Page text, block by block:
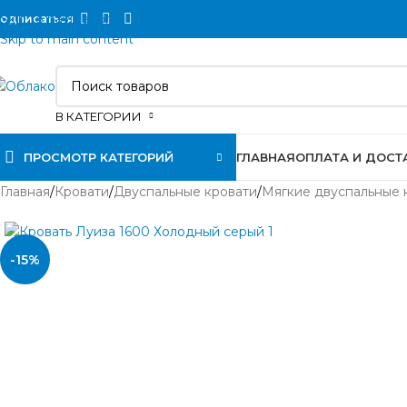
Skip to navigation
Skip to main content
В КАТЕГОРИИ
ПРОСМОТР КАТЕГОРИЙ ГЛАВНАЯОПЛАТА И
Главная/Кровати/Двуспальные кровати/Мягкие двуспальные
-15%